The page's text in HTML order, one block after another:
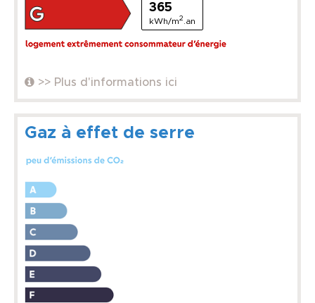
365
kWh/m2 .an
>> Plus d'informations ici
Gaz à effet de serre